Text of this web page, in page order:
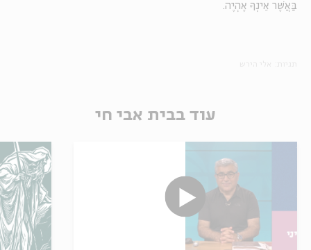
בַּאֲשֶׁר אֵינְךָ אֶהְיֶה.
עוד בבית אבי חי